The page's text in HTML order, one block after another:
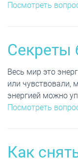
Посмотреть
Секреты
Весь мир это
или чувствовали,
энергией можно
Посмотреть
Как